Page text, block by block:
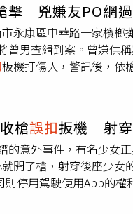
抵後，先將受傷2人送
訊，詳細案發原因、經
擊 兇嫌友PO網
永康區中華路一家檳
曾男查緝到案。曾嫌供
板機打傷人，警訊後，依
「聞槍色變」，昨天
器、查訪附近住戶，以
PO什麼PO？」38歲曾
場反目。曾嫌憤而走
下胸開1槍，柯當場倒
術，無生命危險。
槍誤扣扳機 射穿
的意外事件，有名少女
開了槍，射穿後座少
停用駕駛使用App的
搭乘27歲哈波（Adrian